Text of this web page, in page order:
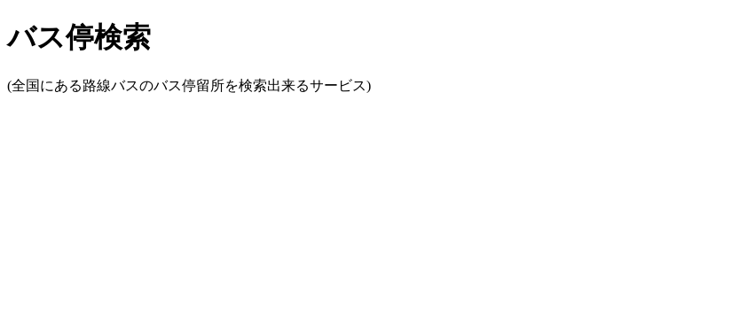
バス停検索
(全国にある路線バスのバス停留所を検索出来るサービス)